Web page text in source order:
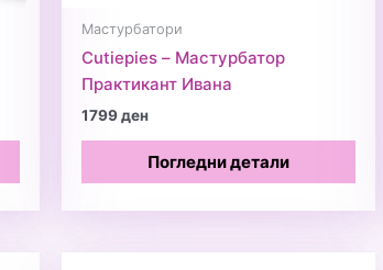
Мастурбатори
Cutiepies – Мастурбатор
Практикант Ивана
1799ден
Погледни детали